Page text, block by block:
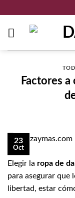
contenido
Factores
23
Oct
Elegir la ropa de
para asegurar que
libertad, estar